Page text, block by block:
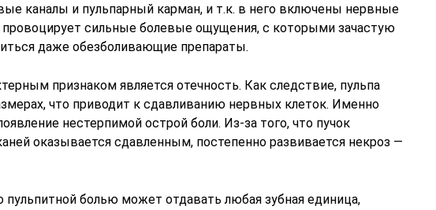
каналы и пульпарный карман, и т.к. в него включены нервные
провоцирует сильные болевые ощущения, с которыми зачастую
даже обезболивающие препараты.
признаком является отечность. Как следствие, пульпа
что приводит к сдавливанию нервных клеток. Именно
нестерпимой острой боли. Из-за того, что пучок
оказывается сдавленным, постепенно развивается некроз —
пульпитной болью может отдавать любая зубная единица,